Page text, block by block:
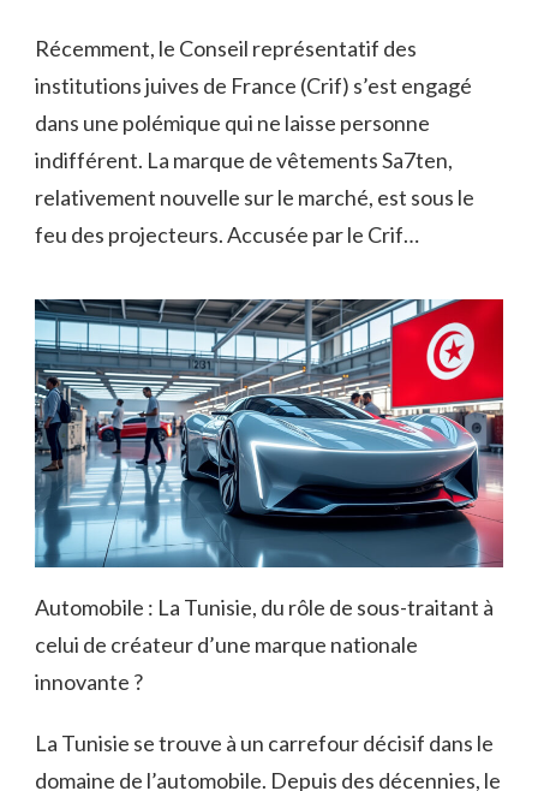
Récemment, le Conseil représentatif des
institutions juives de France (Crif) s’est engagé
dans une polémique qui ne laisse personne
indifférent. La marque de vêtements Sa7ten,
relativement nouvelle sur le marché, est sous le
feu des projecteurs. Accusée par le Crif…
Automobile : La Tunisie, du rôle de sous-traitant à
celui de créateur d’une marque nationale
innovante ?
La Tunisie se trouve à un carrefour décisif dans le
domaine de l’automobile. Depuis des décennies, le